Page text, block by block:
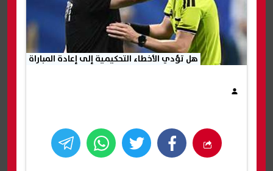
هل تؤدي الأخطاء التحكيمية إلى إعادة المباراة